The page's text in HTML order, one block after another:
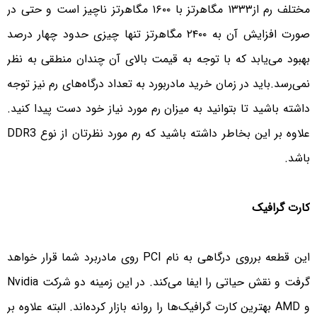
مختلف رم از۱۳۳۳ مگاهرتز با ۱۶۰۰ مگاهرتز ناچیز است و حتی در
صورت افزایش آن به ۲۴۰۰ مگاهرتز تنها چیزی حدود چهار درصد
بهبود می‌یابد که با توجه به قیمت بالای آن چندان منطقی به نظر
نمی‌رسد.باید در زمان خرید مادربورد به تعداد درگاه‌های رم نیز توجه
داشته باشید تا بتوانید به میزان رم مورد نیاز خود دست پیدا کنید.
علاوه بر این بخاطر داشته باشید که رم مورد نظرتان از نوع DDR3
باشد.
کارت گرافیک
این قطعه برروی درگاهی به نام PCI روی مادربرد شما قرار خواهد
گرفت و نقش حیاتی را ایفا می‌کند. در این زمینه دو شرکت Nvidia
و AMD بهترین کارت گرافیک‌ها را روانه بازار کرده‌اند. البته علاوه بر